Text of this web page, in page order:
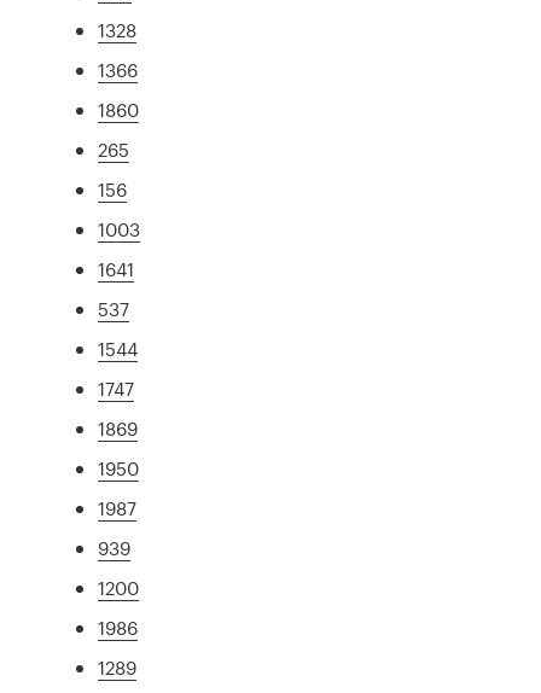
1328
1366
1860
265
156
1003
1641
537
1544
1747
1869
1950
1987
939
1200
1986
1289